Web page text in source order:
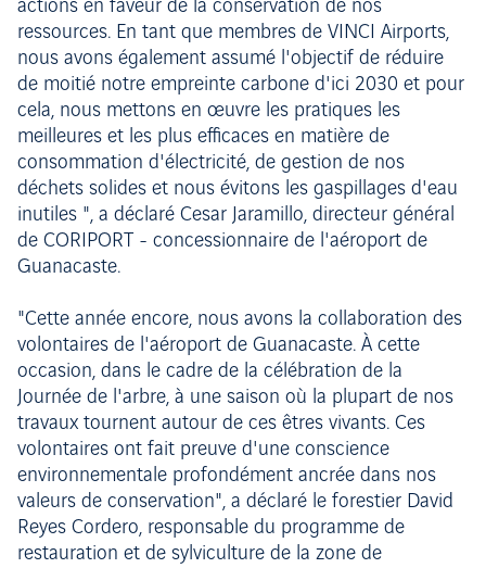
actions en faveur de la conservation de nos
ressources. En tant que membres de VINCI Airports,
nous avons également assumé l'objectif de réduire
de moitié notre empreinte carbone d'ici 2030 et pour
cela, nous mettons en œuvre les pratiques les
meilleures et les plus efficaces en matière de
consommation d'électricité, de gestion de nos
déchets solides et nous évitons les gaspillages d'eau
inutiles ", a déclaré Cesar Jaramillo, directeur général
de CORIPORT - concessionnaire de l'aéroport de
Guanacaste.
"Cette année encore, nous avons la collaboration des
volontaires de l'aéroport de Guanacaste. À cette
occasion, dans le cadre de la célébration de la
Journée de l'arbre, à une saison où la plupart de nos
travaux tournent autour de ces êtres vivants. Ces
volontaires ont fait preuve d'une conscience
environnementale profondément ancrée dans nos
valeurs de conservation", a déclaré le forestier David
Reyes Cordero, responsable du programme de
restauration et de sylviculture de la zone de